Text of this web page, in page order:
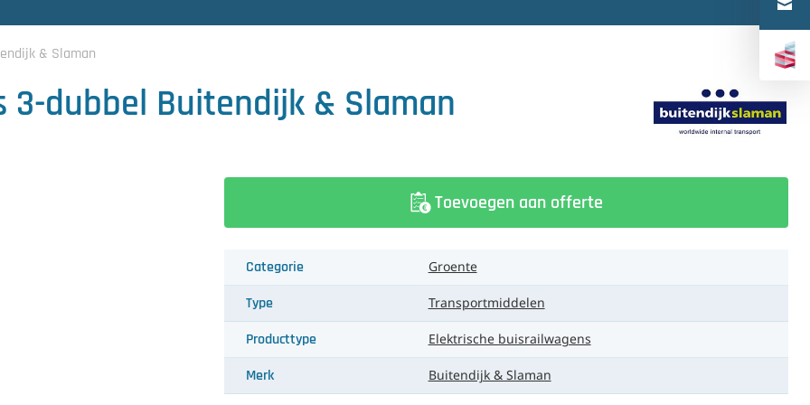
& Slaman
dubbel Buitendijk & Slaman
Toevoegen aan offerte
Categorie Groente
Type Transportmiddelen
Producttype Elektrische buisrailwagens
Merk Buitendijk & Slaman